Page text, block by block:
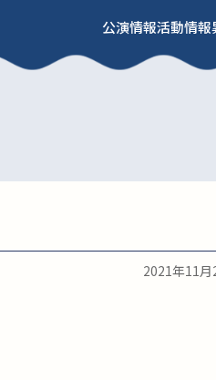
公演情報活動情報
2021年11月